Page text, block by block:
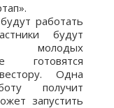
работать
будут
молодых
готовятся
Одна
получит
запустить